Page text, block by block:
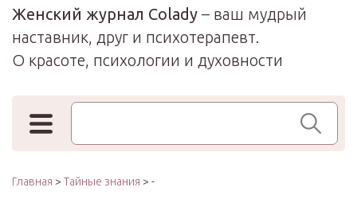
Женский журнал Colady – ваш мудрый
наставник, друг и психотерапевт.
О красоте, психологии и духовности
Поиск по сайту
Главная > Тайные знания > -